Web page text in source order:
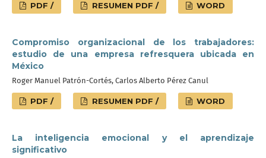
PDF / RESUMEN PDF / WORD
Compromiso organizacional de los trabajadores:
estudio de una empresa refresquera ubicada en
México
Roger Manuel Patrón-Cortés, Carlos Alberto Pérez Canul
PDF / RESUMEN PDF / WORD
La inteligencia emocional y el aprendizaje
significativo